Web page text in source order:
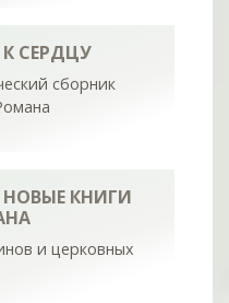
СЕРДЦУ
сборник
КНИГИ
и церковных